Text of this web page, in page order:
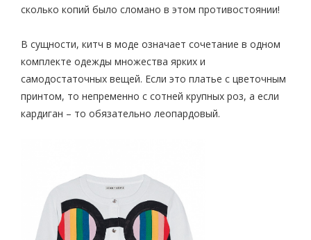
сколько копий было сломано в этом противостоянии!
В сущности, китч в моде означает сочетание в одном
комплекте одежды множества ярких и
самодостаточных вещей. Если это платье с цветочным
принтом, то непременно с сотней крупных роз, а если
кардиган – то обязательно леопардовый.